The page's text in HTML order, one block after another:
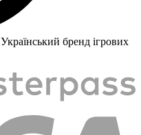
Український бренд ігрових